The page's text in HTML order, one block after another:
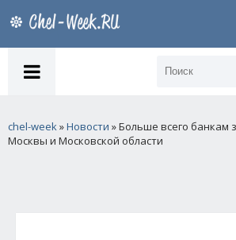
chel-week»Новости » Больше всего банкам
Москвы и Московской области